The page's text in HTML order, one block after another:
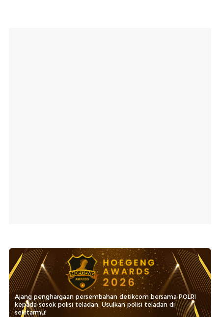
Ajang penghargaan persembahan detikcom bersama POLRI
kepada sosok polisi teladan. Usulkan polisi teladan di
sekitarmu!